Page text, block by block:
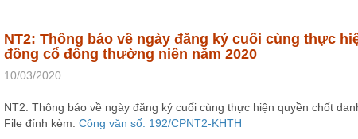
NT2: Thông báo về ngày đăng ký cuối cùng thực
đồng cổ đông thường niên năm 2020
10/03/2020
NT2: Thông báo về ngày đăng ký cuối cùng thực hiện quyền chốt
File đính kèm: Công văn số: 192/CPNT2-KHTH